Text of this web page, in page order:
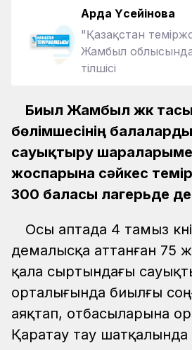
Ардақ Үсейінова
"Қазақстан
Жамбыл
тілшісі
Биыл Жамбыл жүк
бөлімшесінің
сауықтыру
жоспарына сәйкес
300 баласы лагерьде
Осы аптада 4 тамыз күні
демалысқа аттанған 75
қала сыртындағы
орталығында биылғы
аяқтап, отбасыларына
Қаратау тау шатқалында